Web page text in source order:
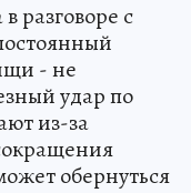
разговоре с
- не
удар по
из-за
обернуться